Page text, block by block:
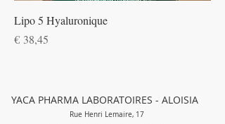
Lipo 5 Hyaluronique
Prijs
€ 38,45
YACA PHARMA LABORATOIRES - ALOISIA
Rue Henri Lemaire, 17